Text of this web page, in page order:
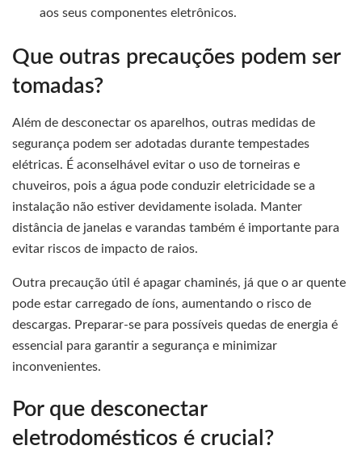
aos seus componentes eletrônicos.
Que outras precauções podem ser
tomadas?
Além de desconectar os aparelhos, outras medidas de
segurança podem ser adotadas durante tempestades
elétricas. É aconselhável evitar o uso de torneiras e
chuveiros, pois a água pode conduzir eletricidade se a
instalação não estiver devidamente isolada. Manter
distância de janelas e varandas também é importante para
evitar riscos de impacto de raios.
Outra precaução útil é apagar chaminés, já que o ar quente
pode estar carregado de íons, aumentando o risco de
descargas. Preparar-se para possíveis quedas de energia é
essencial para garantir a segurança e minimizar
inconvenientes.
Por que desconectar
eletrodomésticos é crucial?